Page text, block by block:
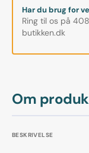
Om
BESKRIVELSE
til
hånden
Har du brug for
Ring til os på
butikken.dk